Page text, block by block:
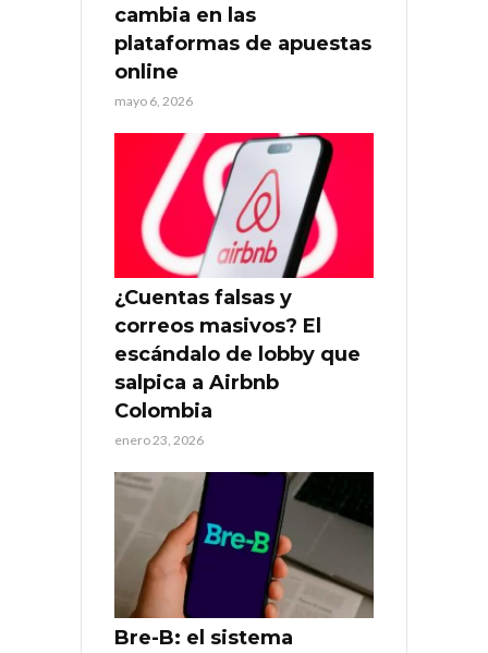
cambia en las
plataformas de apuestas
online
mayo 6, 2026
¿Cuentas falsas y
correos masivos? El
escándalo de lobby que
salpica a Airbnb
Colombia
enero 23, 2026
Bre-B: el sistema